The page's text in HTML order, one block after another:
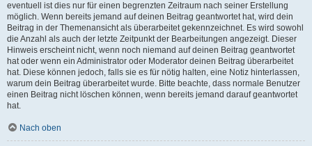
eventuell ist dies nur für einen begrenzten Zeitraum nach seiner Erstellung
möglich. Wenn bereits jemand auf deinen Beitrag geantwortet hat, wird dein
Beitrag in der Themenansicht als überarbeitet gekennzeichnet. Es wird sowohl
die Anzahl als auch der letzte Zeitpunkt der Bearbeitungen angezeigt. Dieser
Hinweis erscheint nicht, wenn noch niemand auf deinen Beitrag geantwortet
hat oder wenn ein Administrator oder Moderator deinen Beitrag überarbeitet
hat. Diese können jedoch, falls sie es für nötig halten, eine Notiz hinterlassen,
warum dein Beitrag überarbeitet wurde. Bitte beachte, dass normale Benutzer
einen Beitrag nicht löschen können, wenn bereits jemand darauf geantwortet
hat.
Nach oben